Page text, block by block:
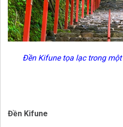
Đền Kifune tọa lạc trong
Đền Kifune